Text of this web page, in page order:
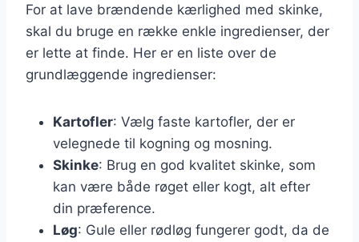
For at lave brændende kærlighed med skinke,
skal du bruge en række enkle ingredienser, der
er lette at finde. Her er en liste over de
grundlæggende ingredienser:
Kartofler: Vælg faste kartofler, der er
velegnede til kogning og mosning.
Skinke: Brug en god kvalitet skinke, som
kan være både røget eller kogt, alt efter
din præference.
Løg: Gule eller rødløg fungerer godt, da de